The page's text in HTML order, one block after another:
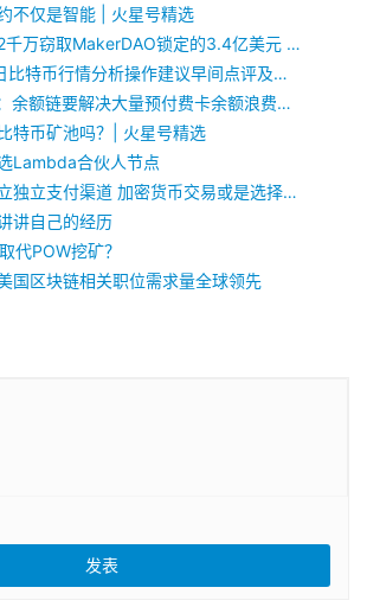
不仅是智能 | 火星号精选
真本聪手记：用2千万窃取MakerDAO锁定的3.4亿美元 | 火星号精选
陈楚初：12月9日比特币行情分析操作建议早间点评及具体思路
YUE余额链波叔：余额链要解决大量预付费卡余额浪费的问题
特币矿池吗？| 火星号精选
Lambda合伙人节点
欧盟将与伊朗建立独立支付渠道 加密货币交易或是选择之一
讲自己的经历
代POW挖矿？
国区块链相关职位需求量全球领先